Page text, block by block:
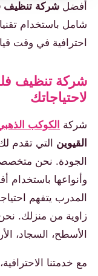
أفضل شركة تنظيف
شامل باستخدام
احترافية في وقت
شركة تنظيف
لاحتياجاتك
شركة الكوكب
القيوين التي تقدم
الجودة. نحن
وأنواعها باستخدام
المدرب يتفهم
زاوية من منزلك.
الأسطح، السجاد،
مع خدمتنا